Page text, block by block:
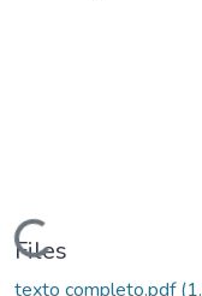
Files
texto completo.pdf